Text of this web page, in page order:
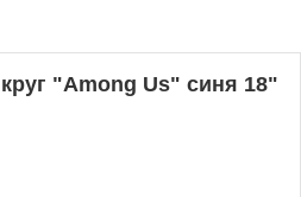
"Among Us" синя 18"